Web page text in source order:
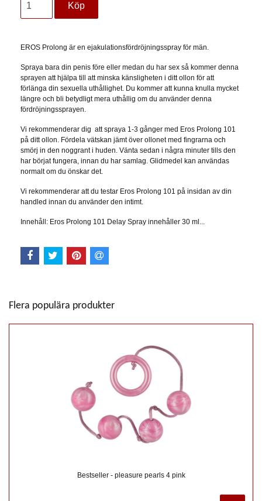
EROS Prolong är en ejakulationsfördröjningsspray för män.
Spraya bara din penis före eller medan du har sex så kommer denna
sprayen att hjälpa till att minska känsligheten i ditt ollon för att
förlänga din sexuella uthållighet. Du kommer att kunna knulla mycket
längre och bli betydligt mera uthållig om du använder denna
fördröjningssprayen.
Vi rekommenderar dig att spraya 1-3 gånger med Eros Prolong 101
på ditt ollon. Fördela vätskan jämt över ollonet med fingrarna och
smörj in den noggrant i huden. Vänta sedan i några minuter tills den
har börjat fungera, innan du har samlag. Glidmedel kan användas
normalt om du önskar det.
Vi rekommenderar att du testar Eros Prolong 101 på insidan av din
handled innan du använder den intimt.
Innehåll: Eros Prolong 101 Delay Spray innehåller 30 ml...
Flera populära produkter
Bestseller - pleasure pearls 4 pink